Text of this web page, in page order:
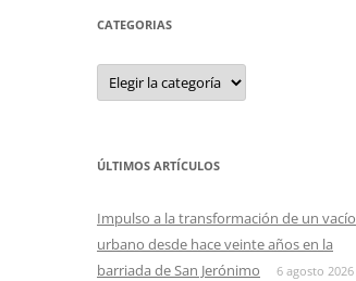
CATEGORIAS
Categorias
ÚLTIMOS ARTÍCULOS
Impulso a la transformación de un vacío
urbano desde hace veinte años en la
barriada de San Jerónimo
6 agosto 2026